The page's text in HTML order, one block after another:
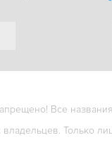
Все
Только